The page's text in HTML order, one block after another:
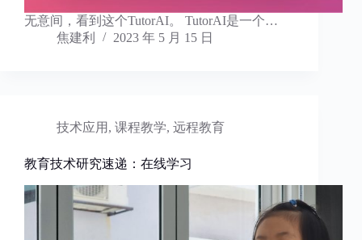
无意间，看到这个TutorAI。 TutorAI是一个…
焦建利
2023 年 5 月 15 日
技术应用 , 课程教学, 远程教育
教育技术研究速递：在线学习